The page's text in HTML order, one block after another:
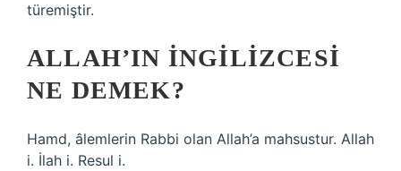
türemiştir.
ALLAH’IN İNGILIZCESI
NE DEMEK?
Hamd, âlemlerin Rabbi olan Allah’a mahsustur. Allah
i. İlah i. Resul i.